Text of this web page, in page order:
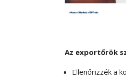
Az exportőrök
Ellenőrizzék a